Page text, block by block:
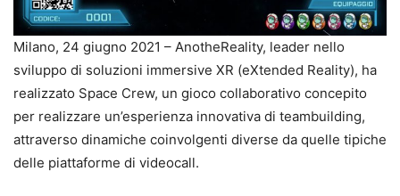
Milano, 24 giugno 2021 – AnotheReality, leader nello
sviluppo di soluzioni immersive XR (eXtended Reality), ha
realizzato Space Crew, un gioco collaborativo concepito
per realizzare un’esperienza innovativa di teambuilding,
attraverso dinamiche coinvolgenti diverse da quelle tipiche
delle piattaforme di videocall.